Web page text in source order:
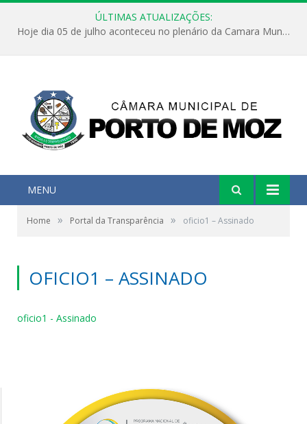
ÚLTIMAS ATUALIZAÇÕES:
Hoje dia 05 de julho aconteceu no plenário da Camara Municipal de Porto de Moz a Sessão Solene de Abertura dos Trabalhos Legislativos 2º Período da 23ª Legislatura
MENU
Home » Portal da Transparência » oficio1 – Assinado
OFICIO1 – ASSINADO
oficio1 - Assinado